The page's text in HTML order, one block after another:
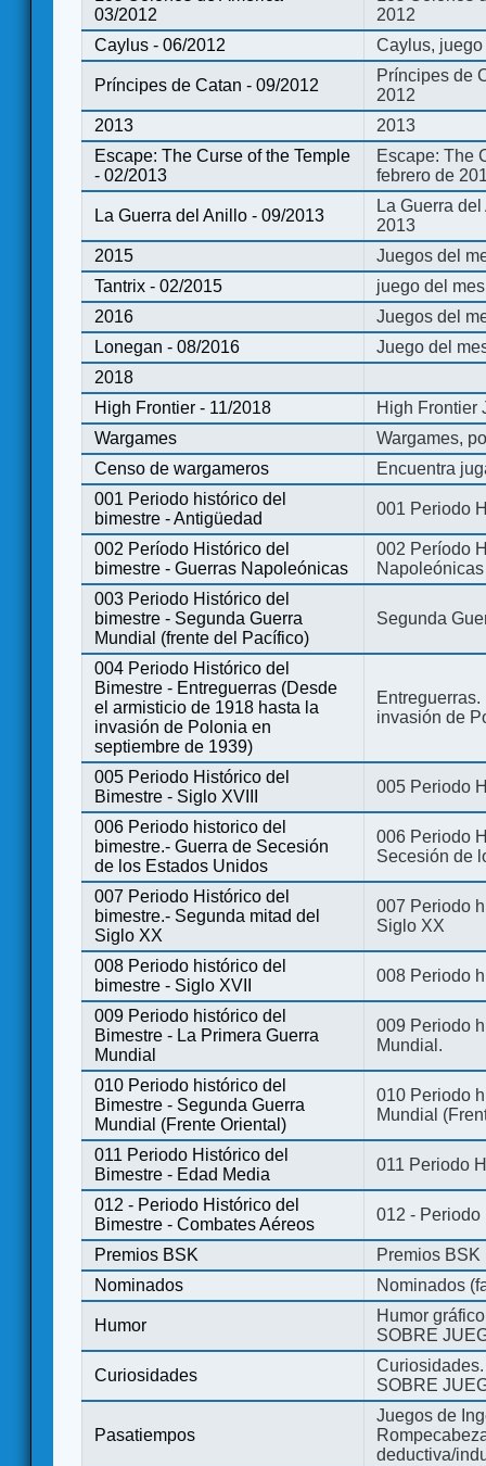
03/2012
2012
Caylus - 06/2012
Caylus,
Príncipes de Catan - 09/2012
Príncipes de
2012
2013
2013
Escape: The Curse of the Temple
- 02/2013
Escape: The
febrero de
La Guerra del Anillo - 09/2013
La Guerra
2013
2015
Juegos del
Tantrix - 02/2015
juego del
2016
Juegos del
Lonegan - 08/2016
Juego del
2018
High Frontier - 11/2018
High Frontier
Wargames
Wargames,
Censo de wargameros
Encuentra
001 Periodo histórico del
bimestre - Antigüedad
001 Periodo
002 Período Histórico del
bimestre - Guerras Napoleónicas
002 Período
Napoleónicas
003 Periodo Histórico del
bimestre - Segunda Guerra
Mundial (frente del Pacífico)
Segunda
004 Periodo Histórico del
Bimestre - Entreguerras (Desde
el armisticio de 1918 hasta la
invasión de Polonia en
septiembre de 1939)
invasión de
005 Periodo Histórico del
Bimestre - Siglo XVIII
005 Periodo
006 Periodo historico del
bimestre.- Guerra de Secesión
de los Estados Unidos
006 Periodo
Secesión de
007 Periodo Histórico del
bimestre.- Segunda mitad del
Siglo XX
007 Periodo
Siglo XX
008 Periodo histórico del
bimestre - Siglo XVII
008 Periodo
009 Periodo histórico del
Bimestre - La Primera Guerra
Mundial
009 Periodo
Mundial.
010 Periodo histórico del
Bimestre - Segunda Guerra
Mundial (Frente Oriental)
010 Periodo
Mundial
011 Periodo Histórico del
Bimestre - Edad Media
011 Periodo
012 - Periodo Histórico del
Bimestre - Combates Aéreos
012 - Periodo
Premios BSK
Premios BSK
Nominados
Nominados
Humor
Humor
SOBRE
Curiosidades
SOBRE
Pasatiempos
Juegos de
deductiva/